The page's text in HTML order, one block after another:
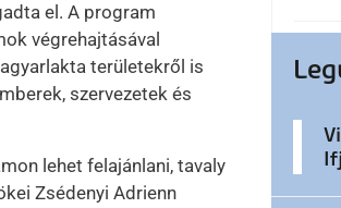
el. A program
végrehajtásával
területekről is
szervezetek és
lehet felajánlani, tavaly
Zsédenyi Adrienn